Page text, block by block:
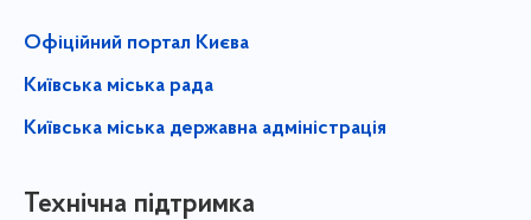
Офіційний портал Києва
Київська міська рада
Київська міська державна адміністрація
Технічна підтримка